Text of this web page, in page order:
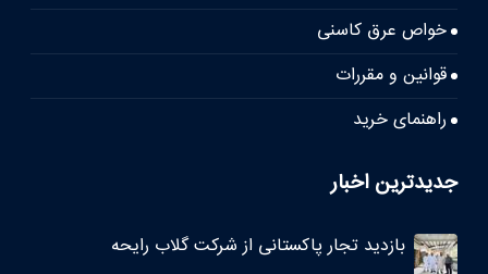
خواص عرق کاسنی
قوانین و مقررات
راهنمای خرید
جدیدترین اخبار
بازدید تجار پاکستانی از شرکت گلاب رایحه